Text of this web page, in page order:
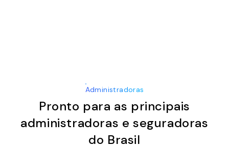
Administradoras
Pronto para as principais
administradoras e seguradoras
do Brasil